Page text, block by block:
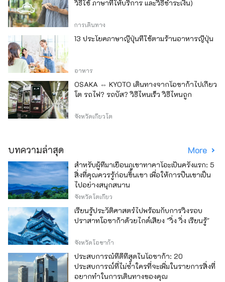
วิธีใช้ ภาษาที่ให้บริการ และวิธีชำระเงิน)
การเดินทาง
13 ประโยคภาษาญี่ปุ่นที่ใช้ตามร้านอาหารญี่ปุ่น
อาหาร
OSAKA ⇔ KYOTO เดินทางจากโอซาก้าไปเกียว
โต รถไฟ? รถบัส? วิธีไหนเร็ว วิธีไหนถูก
จังหวัดเกียวโต
บทความล่าสุด More
สำหรับผู้ที่มาเยือนภูเขาทาคาโอะเป็นครั้งแรก: 5
สิ่งที่คุณควรรู้ก่อนขึ้นเขา เพื่อให้การปีนเขาเป็น
ไปอย่างสนุกสนาน
จังหวัดโตเกียว
เรียนรู้ประวัติศาสตร์ไปพร้อมกับการวิ่งรอบ
ปราสาทโอซาก้าด้วยไกด์เสียง "วิ่ง วิ่ง เรียนรู้"
จังหวัดโอซาก้า
ประสบการณ์ที่ดีที่สุดในโอซาก้า: 20
ประสบการณ์ที่ไม่ซ้ำใครที่จะเพิ่มในรายการสิ่งที่
อยากทำในการเดินทางของคุณ